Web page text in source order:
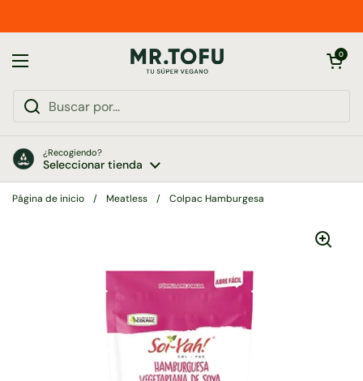
Abrir menú
Abrir carrito
0
¿Recogiendo?
Seleccionar tienda
Página de inicio / Meatless / Colpac Hamburgesa